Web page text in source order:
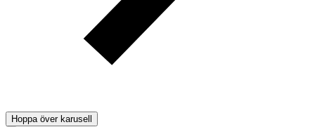
Hoppa över karusell